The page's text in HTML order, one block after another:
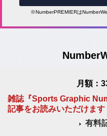
※NumberPREMIERは
月額：
雑誌『Sports Graphic
記事をお読みいただけます
有料